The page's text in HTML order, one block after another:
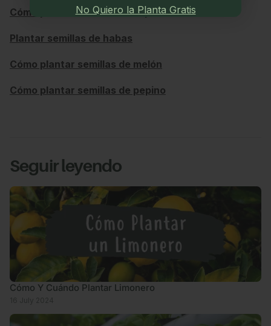
Cómo plantar semillas de espinacas
Plantar semillas de habas
Cómo plantar semillas de melón
Cómo plantar semillas de pepino
Seguir leyendo
Cómo Y Cuándo Plantar Limonero
No Quiero la Planta Gratis